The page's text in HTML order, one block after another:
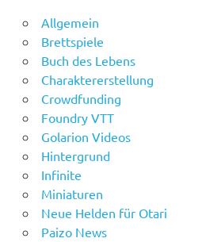
Allgemein
Brettspiele
Buch des Lebens
Charaktererstellung
Crowdfunding
Foundry VTT
Golarion Videos
Hintergrund
Infinite
Miniaturen
Neue Helden für Otari
Paizo News